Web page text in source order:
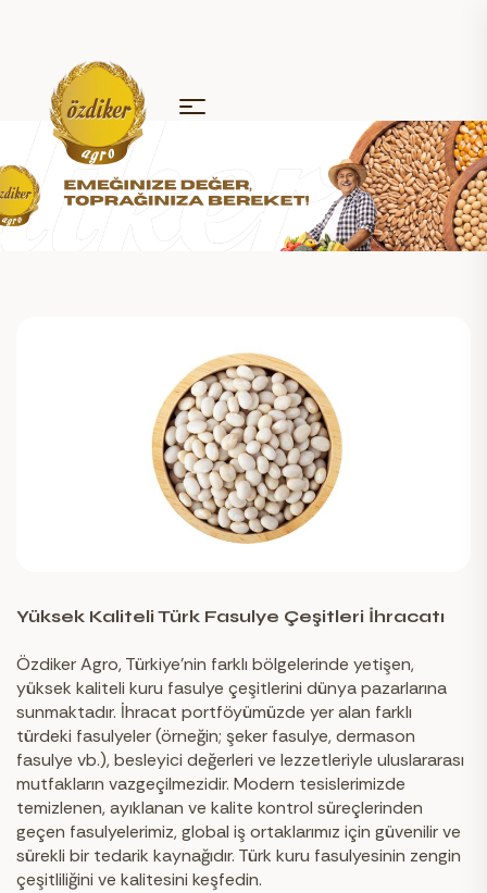
Yüksek Kaliteli Türk Fasulye Çeşitleri İhracatı
Özdiker Agro, Türkiye’nin farklı bölgelerinde yetişen,
yüksek kaliteli kuru fasulye çeşitlerini dünya pazarlarına
sunmaktadır. İhracat portföyümüzde yer alan farklı
türdeki fasulyeler (örneğin; şeker fasulye, dermason
fasulye vb.), besleyici değerleri ve lezzetleriyle uluslararası
mutfakların vazgeçilmezidir. Modern tesislerimizde
temizlenen, ayıklanan ve kalite kontrol süreçlerinden
geçen fasulyelerimiz, global iş ortaklarımız için güvenilir ve
sürekli bir tedarik kaynağıdır. Türk kuru fasulyesinin zengin
çeşitliliğini ve kalitesini keşfedin.